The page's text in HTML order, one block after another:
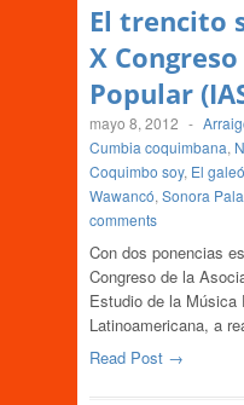
El trencito
X
Popular
mayo 8, 2012 -
Cumbia coquimbana,
Coquimbo soy, El
Wawancó, Sonora
comments
Con dos ponencias
Congreso de la
Estudio de la Música
Latinoamericana, a
Read Post →